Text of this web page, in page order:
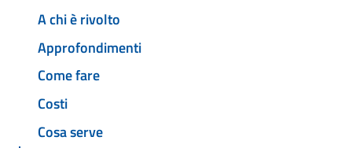
A chi è rivolto
Approfondimenti
Come fare
Costi
Cosa serve